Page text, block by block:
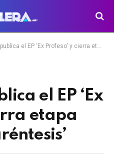
el EP ‘Ex Profeso’ y cierra etapa con ‘Entre Paréntesis’
el EP ‘Ex
etapa